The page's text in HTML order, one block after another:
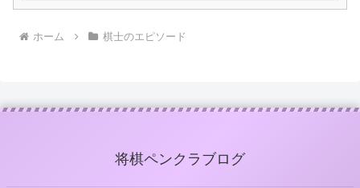
ホーム 棋士のエピソード
将棋ペンクラブログ